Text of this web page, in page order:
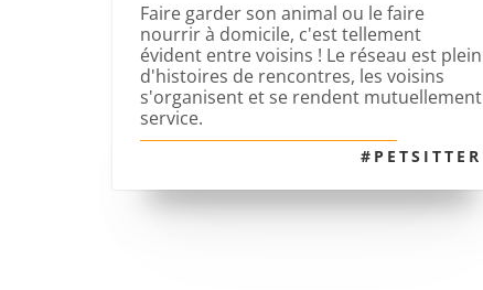
Faire garder son animal ou le faire
nourrir à domicile, c'est tellement
évident entre voisins ! Le réseau est plein
d'histoires de rencontres, les voisins
s'organisent et se rendent mutuellement
service.
#PETSITTER